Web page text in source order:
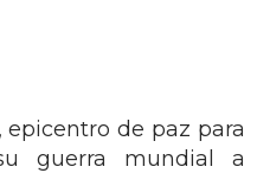
epicentro de paz para
guerra mundial a